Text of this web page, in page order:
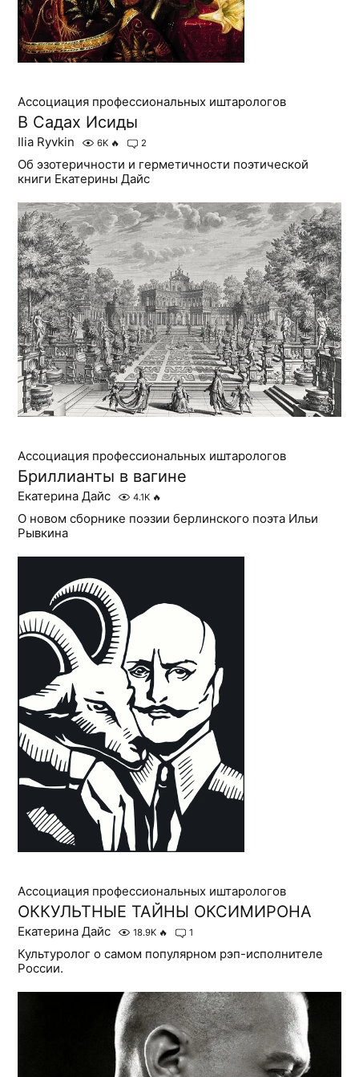
Ассоциация профессиональных иштарологов
В Садах Исиды
Ilia Ryvkin 6K 🔥 2
Об эзотеричности и герметичности поэтической
книги Екатерины Дайс
Ассоциация профессиональных иштарологов
Бриллианты в вагине
Екатерина Дайс 4.1K 🔥
О новом сборнике поэзии берлинского поэта Ильи
Рывкина
Ассоциация профессиональных иштарологов
ОККУЛЬТНЫЕ ТАЙНЫ ОКСИМИРОНА
Екатерина Дайс 18.9K 🔥 1
Культуролог о самом популярном рэп-исполнителе
России.